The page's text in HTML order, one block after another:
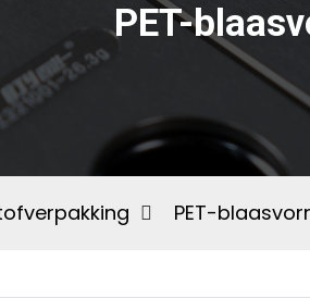
PET-
PET-